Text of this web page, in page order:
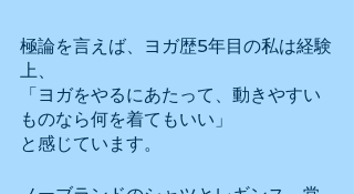
極論を言えば、ヨガ歴5年目の私は経験
上、
「ヨガをやるにあたって、動きやすい
ものなら何を着てもいい」
と感じています。